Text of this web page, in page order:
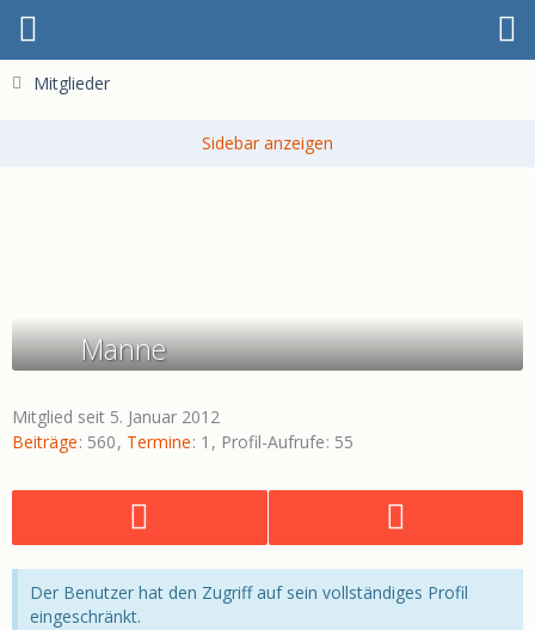
Mitglieder
Manne
Mitglied seit 5. Januar 2012
Beiträge 560 Termine 1 Profil-Aufrufe 55
Der Benutzer hat den Zugriff auf sein vollständiges Profil
eingeschränkt.